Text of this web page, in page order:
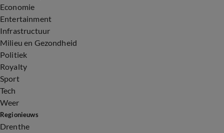
Economie
Entertainment
Infrastructuur
Milieu en Gezondheid
Politiek
Royalty
Sport
Tech
Weer
Regionieuws
Drenthe